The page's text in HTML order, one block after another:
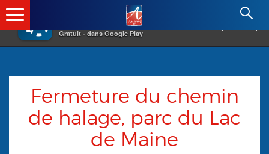
×
Gratuit - dans Google Play
Angers.fr : Retour à l'accueil
Fermeture du chemin
de halage, parc du Lac
de Maine